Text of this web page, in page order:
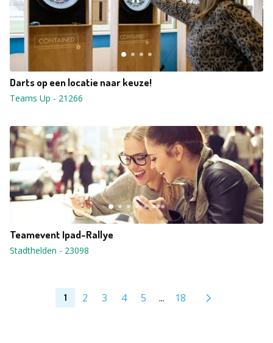
Darts op een locatie naar keuze!
Teams Up - 21266
Teamevent Ipad-Rallye
Stadthelden - 23098
1 2 3 4 5 ... 18